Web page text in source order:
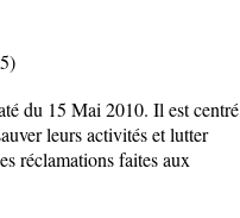
du 15 Mai 2010. Il est centré
leurs activités et lutter
réclamations faites aux